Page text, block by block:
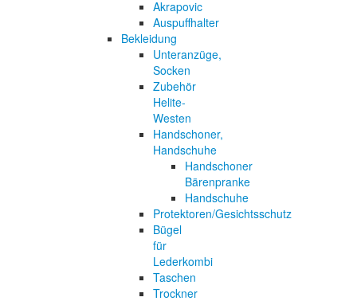
Akrapovic
Auspuffhalter
Bekleidung
Unteranzüge,
Socken
Zubehör
Helite-
Westen
Handschoner,
Handschuhe
Handschoner
Bärenpranke
Handschuhe
Protektoren/Gesichtsschutz
Bügel
für
Lederkombi
Taschen
Trockner